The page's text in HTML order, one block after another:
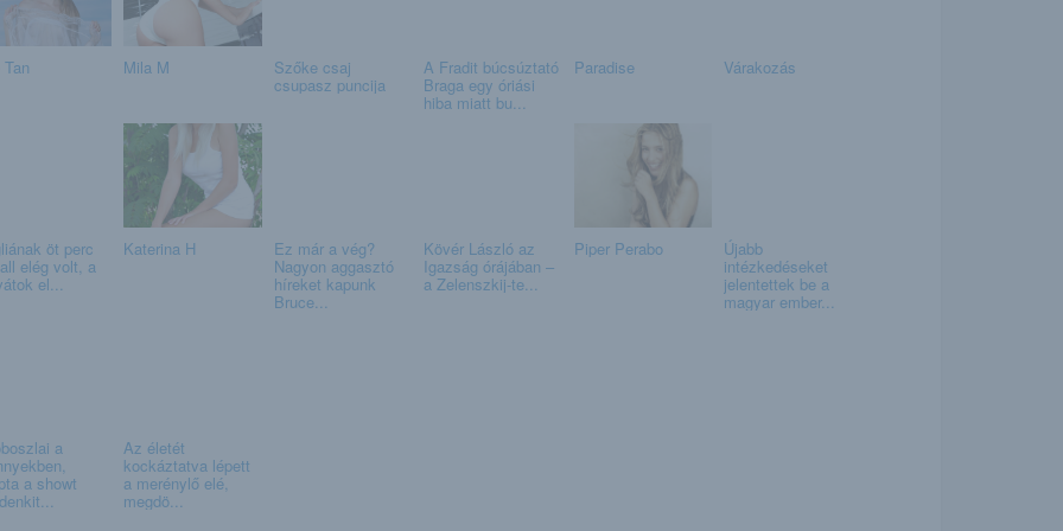
Mila M Szőke csaj
csupasz puncija
A Fradit búcsúztató
Braga egy óriási
hiba miatt bu...
Paradise Várakozás
öt perc
elég volt, a
el...
Katerina H Ez már a vég?
Nagyon aggasztó
híreket kapunk
Bruce...
Kövér László az
Igazság órájában –
a Zelenszkij-te...
Piper Perabo Újabb
intézkedéseket
jelentettek be a
magyar ember...
a
a showt
Az életét
kockáztatva lépett
a merénylő elé,
megdö...